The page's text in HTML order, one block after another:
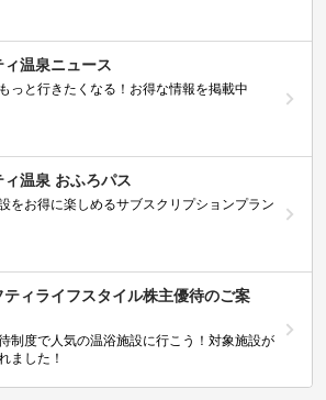
ィ温泉ニュース
っと行きたくなる！お得な情報を掲載中
ィ温泉 おふろパス
をお得に楽しめるサブスクリプションプラン
ティライフスタイル株主優待のご案
制度で人気の温浴施設に行こう！対象施設が
ました！